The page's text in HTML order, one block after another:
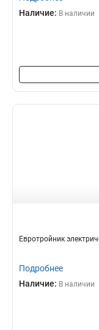
Наличие: В наличии
Евротройник
Подробнее
Наличие: В наличии